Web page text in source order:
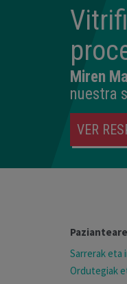
Miren
nuestra
VER
Sarrerak eta
Ordutegiak